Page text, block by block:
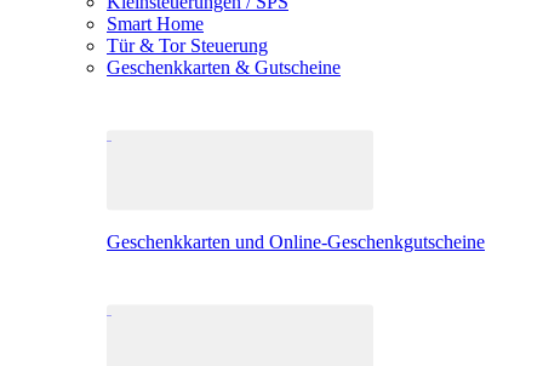
Smart Home
Tür & Tor Steuerung
Geschenkkarten & Gutscheine
Geschenkkarten und Online-Geschenkgutscheine